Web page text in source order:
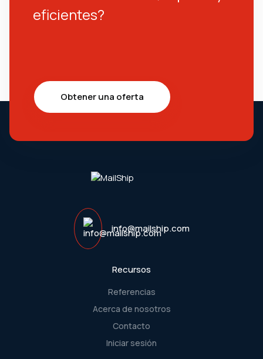
eficientes?
Obtener una oferta
info@mailship.com
Recursos
Referencias
Acerca de nosotros
Contacto
Iniciar sesión